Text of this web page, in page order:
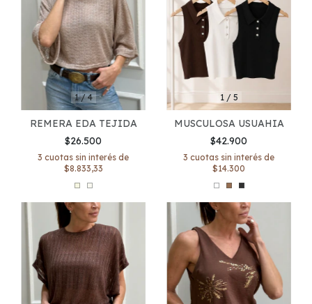
1/4
REMERA EDA TEJIDA
$26.500
3 cuotas sin interés de
$8.833,33
1/ 5
MUSCULOSA USUAHIA
$42.900
3 cuotas sin interés de
$14.300